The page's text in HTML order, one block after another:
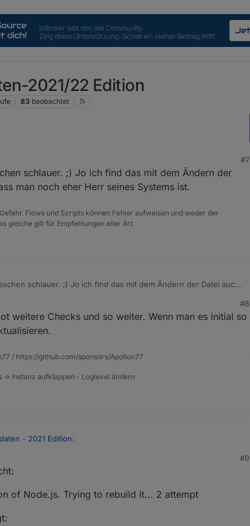
2021/22 Edition
83 beobachtet
das dann im Grunde auch nichts anderes macht als in der
tätigen.
#7
schlauer. ;) Jo ich find das mit dem Ändern der
man noch eher Herr seines Systems ist.
Flows und Scripts können Fehler aufweisen und weder der
gleiche gilt für Empfehlungen aller Art.
schlauer. ;) Jo ich find das mit dem Ändern der Datei auch
#8
weitere Checks und so weiter. Wenn man es initial so
/ https://github.com/sponsors/Apollon77
> Instanz aufklappen - Loglevel ändern
- 2021 Edition:
kommendos geholfen?
#9
of Node.js. Trying to rebuild it... 2 attempt